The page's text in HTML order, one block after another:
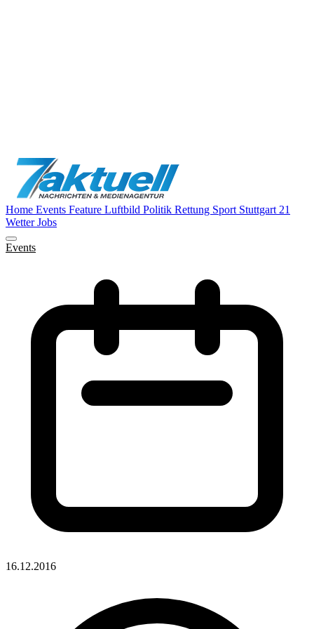
Home Events Feature Luftbild Politik Rettung Sport Stuttgart 21
WetterJobs
Events
16.12.2016